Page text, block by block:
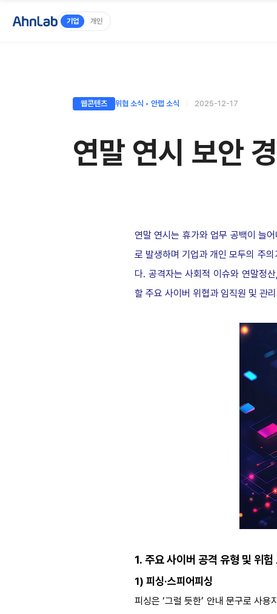
기업 개인
웹콘텐츠 위협 소식 ◦ 안랩 소식 2025-12-17
연말 연시 보안
연말 연시는 휴가와 업무 공백이 늘
로 발생하며 기업과 개인 모두의 주
다. 공격자는 사회적 이슈와 연말정
할 주요 사이버 위협과 임직원 및 관
1. 주요 사이버 공격 유형 및 위험
1) 피싱·스피어피싱
피싱은 ‘그럴 듯한’ 안내 문구로 사